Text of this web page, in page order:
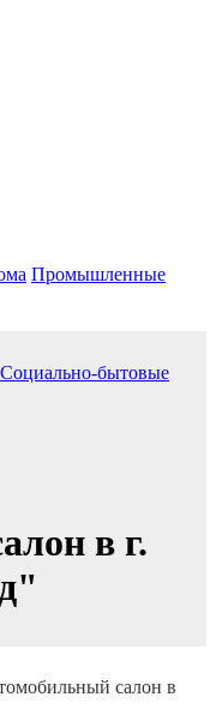
Промышленные
Социально-бытовые
в г.